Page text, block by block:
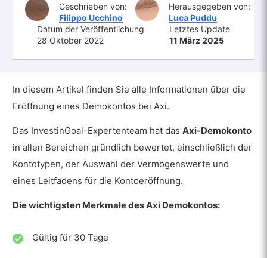
Geschrieben von:
Filippo Ucchino
Herausgegeben von:
Luca Puddu
Datum der Veröffentlichung
28 Oktober 2022
Letztes Update
11 März 2025
In diesem Artikel finden Sie alle Informationen über die
Eröffnung eines Demokontos bei Axi.
Das InvestinGoal-Expertenteam hat dasAxi-Demokonto
in allen Bereichen gründlich bewertet, einschließlich der
Kontotypen, der Auswahl der Vermögenswerte und
eines Leitfadens für die Kontoeröffnung.
Die wichtigsten Merkmale des Axi Demokontos:
Gültig für 30 Tage